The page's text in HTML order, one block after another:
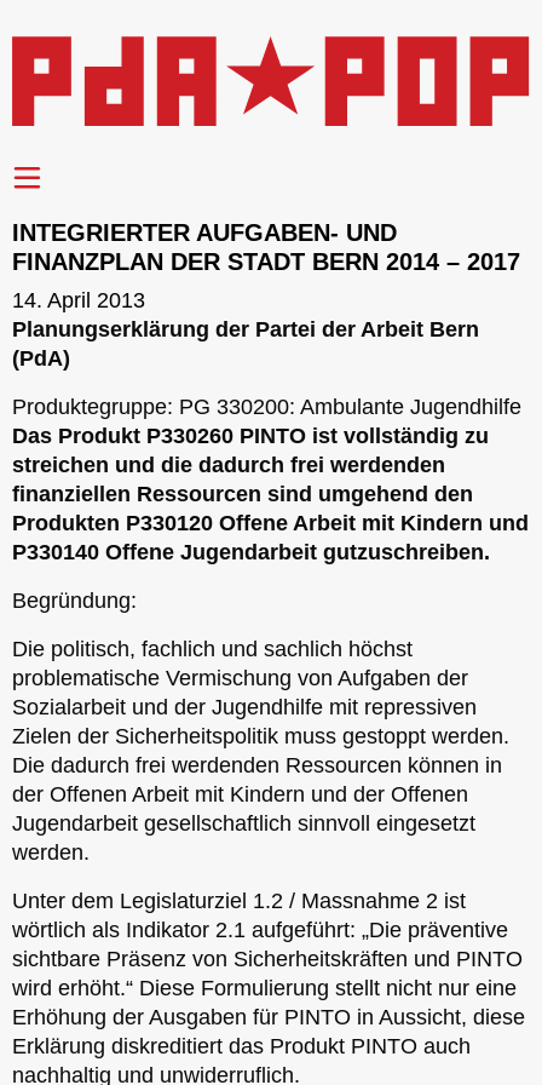
INTEGRIERTER AUFGABEN- UND
FINANZPLAN DER STADT BERN 2014 – 2017
14. April 2013
Planungserklärung der Partei der Arbeit Bern
(PdA)
Produktegruppe: PG 330200: Ambulante Jugendhilfe
Das Produkt P330260 PINTO ist vollständig zu
streichen und die dadurch frei werdenden
finanziellen Ressourcen sind umgehend den
Produkten P330120 Offene Arbeit mit Kindern und
P330140 Offene Jugendarbeit gutzuschreiben.
Begründung:
Die politisch, fachlich und sachlich höchst
problematische Vermischung von Aufgaben der
Sozialarbeit und der Jugendhilfe mit repressiven
Zielen der Sicherheitspolitik muss gestoppt werden.
Die dadurch frei werdenden Ressourcen können in
der Offenen Arbeit mit Kindern und der Offenen
Jugendarbeit gesellschaftlich sinnvoll eingesetzt
werden.
Unter dem Legislaturziel 1.2 / Massnahme 2 ist
wörtlich als Indikator 2.1 aufgeführt: „Die präventive
sichtbare Präsenz von Sicherheitskräften und PINTO
wird erhöht.“ Diese Formulierung stellt nicht nur eine
Erhöhung der Ausgaben für PINTO in Aussicht, diese
Erklärung diskreditiert das Produkt PINTO auch
nachhaltig und unwiderruflich.